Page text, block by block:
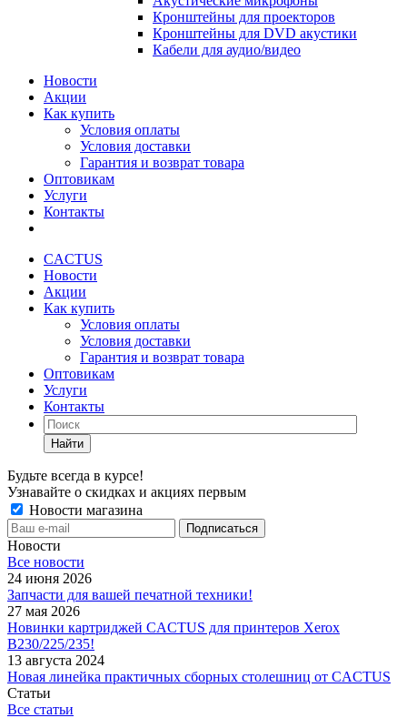
Кронштейны для проекторов
Кронштейны для DVD акустики
Кабели для аудио/видео
Новости
Акции
Как купить
Условия оплаты
Условия доставки
Гарантия и возврат товара
Оптовикам
Услуги
Контакты
CACTUS
Новости
Акции
Как купить
Условия оплаты
Условия доставки
Гарантия и возврат товара
Оптовикам
Услуги
Контакты
Найти
Будьте всегда в курсе!
Узнавайте о скидках и акциях первым
Новости магазина
Новости
Все новости
24 июня 2026
Запчасти для вашей печатной техники!
27 мая 2026
Новинки картриджей CACTUS для принтеров Xerox
B230/225/235!
13 августа 2024
Новая линейка практичных сборных столешниц от CACTUS
Статьи
Все статьи